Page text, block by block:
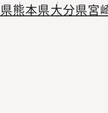
熊本県大分県宮